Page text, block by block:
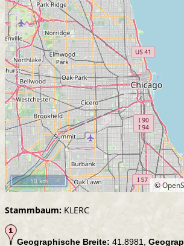
©
10 km
Stammbaum: KLERC
Geographische Breite: 41.8981,